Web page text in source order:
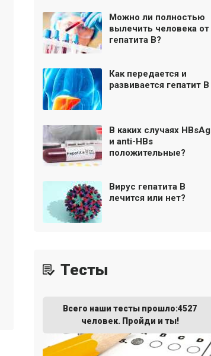
Можно ли полностью
вылечить человека от
гепатита В?
Как передается и
развивается гепатит В
В каких случаях HBsAg
и anti-HBs
положительные?
Вирус гепатита В
лечится или нет?
Тесты
Всего наши тесты прошло:4527
человек. Пройди и ты!